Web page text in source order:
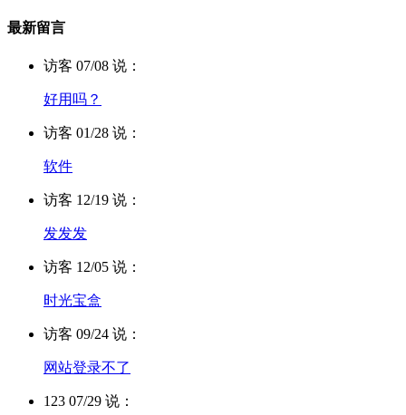
最新留言
访客 07/08 说：
好用吗？
访客 01/28 说：
软件
访客 12/19 说：
发发发
访客 12/05 说：
时光宝盒
访客 09/24 说：
网站登录不了
123 07/29 说：